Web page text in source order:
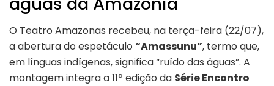
O Teatro Amazonas recebeu, na terça-feira (22/07),
a abertura do espetáculo “Amassunu”, termo que,
em línguas indígenas, significa “ruído das águas”. A
montagem integra a 11ª edição da Série Encontro